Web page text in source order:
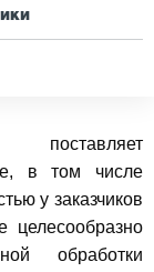
в том числе
у заказчиков
целесообразно
обработки